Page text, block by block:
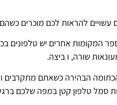
עשויים להראות לכם מוכרים
המקומות אחרים יש טלפונים
שורה, ו ביצה.
הבהירה כשאתם
סמל טלפון קטן במפה שלכם